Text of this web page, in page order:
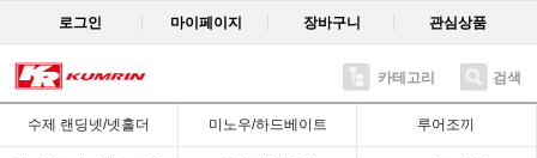
로그인 마이페이지 장바구니 관심상품
카테고리 검색
수제 랜딩넷/넷홀더 미노우/하드베이트 루어조끼Recent